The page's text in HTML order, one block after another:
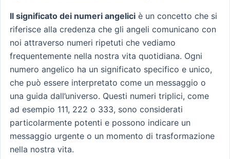
Il significato dei numeri angelici è un concetto che si
riferisce alla credenza che gli angeli comunicano con
noi attraverso numeri ripetuti che vediamo
frequentemente nella nostra vita quotidiana. Ogni
numero angelico ha un significato specifico e unico,
che può essere interpretato come un messaggio o
una guida dall’universo. Questi numeri triplici, come
ad esempio 111, 222 o 333, sono considerati
particolarmente potenti e possono indicare un
messaggio urgente o un momento di trasformazione
nella nostra vita.